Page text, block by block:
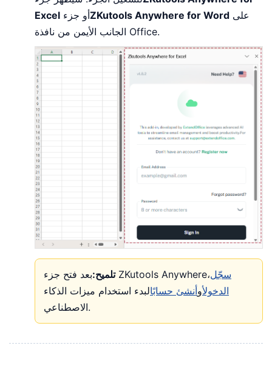
Excel أو جزءZKutools Anywhere for Word
الجانب الأيمن من نافذة Office.
تلميح:بعد فتح جزء ZKutools Anywhere،سجّل
الدخولأوأنشئ حسابًالبدء استخدام ميزات الذكاء
الاصطناعي.